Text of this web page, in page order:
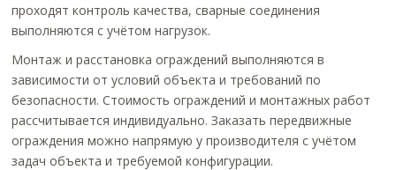
проходят контроль качества, сварные соединения
выполняются с учётом нагрузок.
Монтаж и расстановка ограждений выполняются в
зависимости от условий объекта и требований по
безопасности. Стоимость ограждений и монтажных работ
рассчитывается индивидуально. Заказать передвижные
ограждения можно напрямую у производителя с учётом
задач объекта и требуемой конфигурации.